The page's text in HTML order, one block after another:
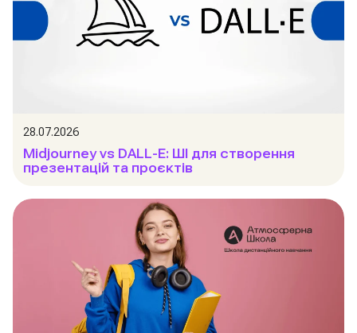
28.07.2026
Midjourney vs DALL-E: ШІ для створення
презентацій та проєктів